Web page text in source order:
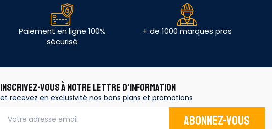
Paiement en ligne 100%
sécurisé
+ de 1000 marques pros
INSCRIVEZ-VOUS À NOTRE LETTRE D'INFORMATION
et recevez en exclusivité nos bons plans et promotions
Abonnez-vous